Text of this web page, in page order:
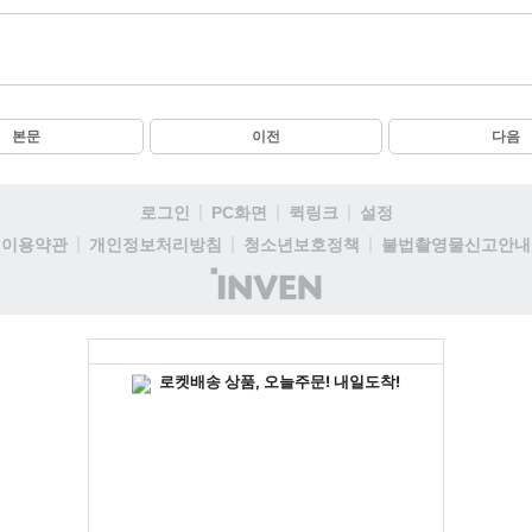
본문 이전 다음
로그인 PC화면 퀵링크
설정
이용약관
개인정보처리방침 청소년보호정책
불법촬영물신고안내
(주)
인